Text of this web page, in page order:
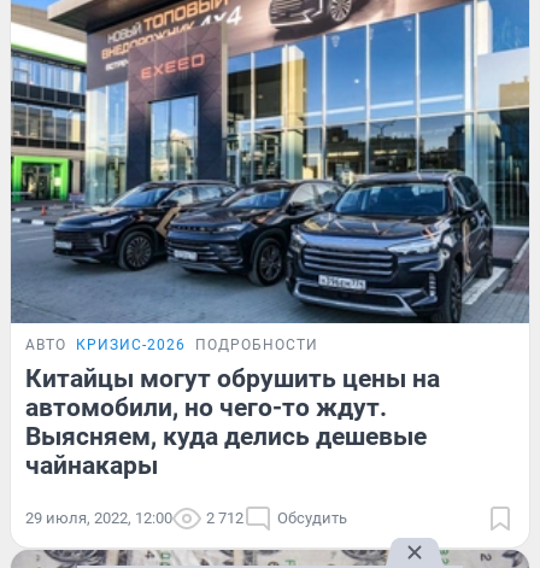
АВТО КРИЗИС-2026 ПОДРОБНОСТИ
Китайцы могут обрушить цены на
автомобили, но чего-то ждут.
Выясняем, куда делись дешевые
чайнакары
29 июля, 2022, 12:00 2 712 Обсудить